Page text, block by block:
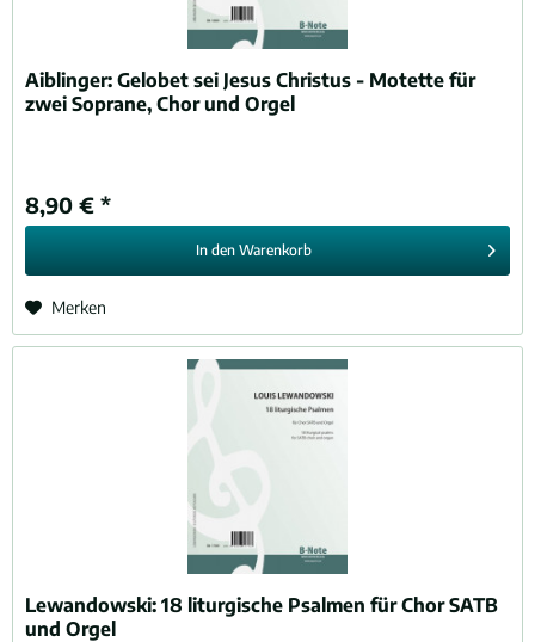
Aiblinger:Gelobet sei Jesus Christus - Motette für
zwei Soprane, Chor und Orgel
8,90 € *
In den Warenkorb
Merken
Lewandowski:18 liturgische Psalmen für Chor SATB
und Orgel